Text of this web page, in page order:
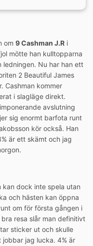
om 9 Cashman J.R i
mötte han kulltopparna
Nu har han ett
2 Beautiful James
Cashman kommer
i slagläge direkt.
avslutning
sig enormt barfota runt
kör också. Han
är ett skämt och jag
kan dock inte spela utan
och hästen kan öppna
om för första gången i
resa slår man definitivt
sticker ut och skulle
jag lucka. 4% är